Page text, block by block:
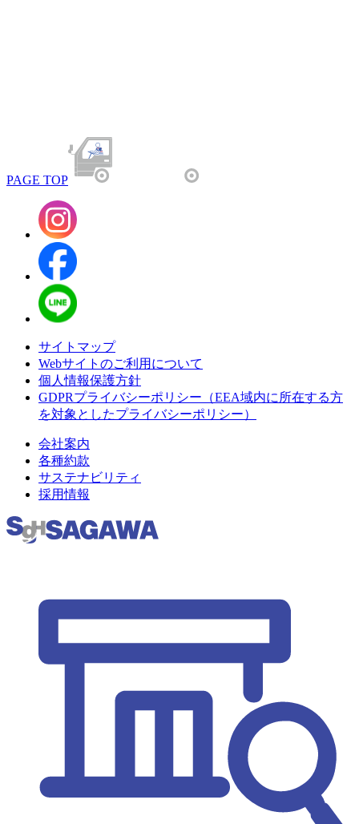
PAGE TOP
サイトマップ
Webサイトのご利用について
個人情報保護方針
GDPRプライバシーポリシー（EEA域内に所在する方
を対象としたプライバシーポリシー）
会社案内
各種約款
サステナビリティ
採用情報